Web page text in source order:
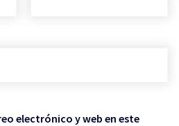
electrónico y web en este